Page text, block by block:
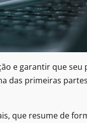
e garantir que seu
das primeiras
que resume de